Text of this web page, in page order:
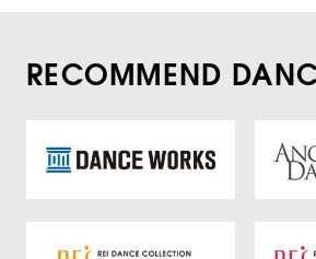
RECOMMEND